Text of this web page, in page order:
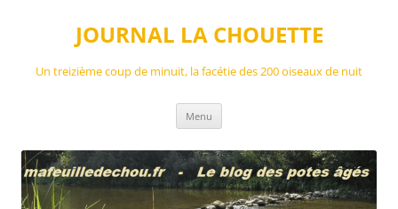
JOURNAL LA CHOUETTE
Un treizième coup de minuit, la facétie des 200 oiseaux de nuit
Menu